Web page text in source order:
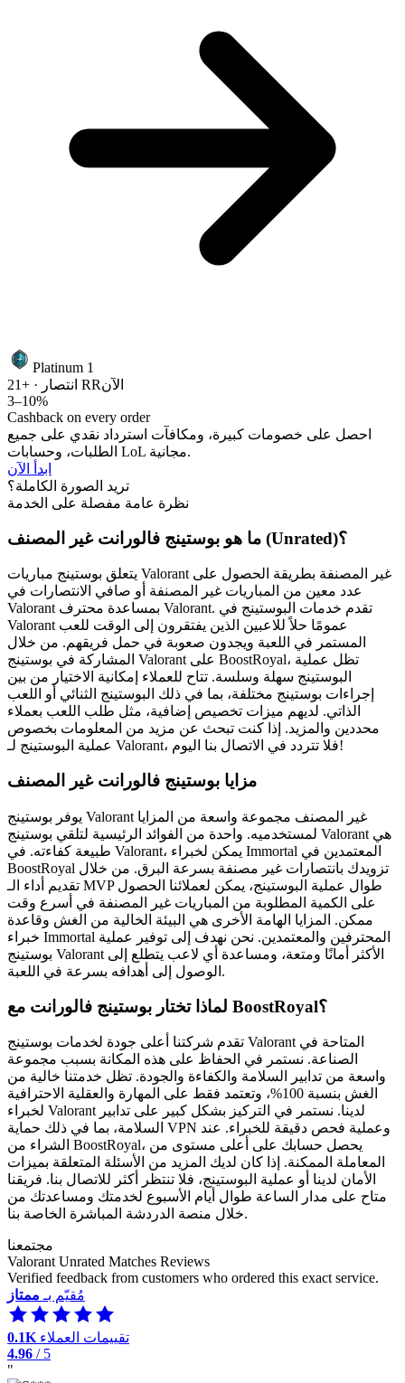
Platinum 1
انتصار · +21 RRالآن
3–10%
Cashback on every order
احصل على خصومات كبيرة، ومكافآت استرداد نقدي على جميع
الطلبات، وحسابات LoL مجانية.
ابدأ الآن
تريد الصورة الكاملة؟
نظرة عامة مفصلة على الخدمة
ما هو بوستينج فالورانت غير المصنف (Unrated)؟
يتعلق بوستينج مباريات Valorant غير المصنفة بطريقة الحصول على
عدد معين من المباريات غير المصنفة أو صافي الانتصارات في
Valorant بمساعدة محترف Valorant. تقدم خدمات البوستينج في
Valorant عمومًا حلاً للاعبين الذين يفتقرون إلى الوقت للعب
المستمر في اللعبة ويجدون صعوبة في حمل فريقهم. من خلال
المشاركة في بوستينج Valorant على BoostRoyal، تظل عملية
البوستينج سهلة وسلسة. تتاح للعملاء إمكانية الاختيار من بين
إجراءات بوستينج مختلفة، بما في ذلك البوستينج الثنائي أو اللعب
الذاتي. لديهم ميزات تخصيص إضافية، مثل طلب اللعب بعملاء
محددين والمزيد. إذا كنت تبحث عن مزيد من المعلومات بخصوص
عملية البوستينج لـ Valorant، فلا تتردد في الاتصال بنا اليوم!
مزايا بوستينج فالورانت غير المصنف
يوفر بوستينج Valorant غير المصنف مجموعة واسعة من المزايا
لمستخدميه. واحدة من الفوائد الرئيسية لتلقي بوستينج Valorant هي
طبيعة كفاءته. في Valorant، يمكن لخبراء Immortal المعتمدين في
BoostRoyal تزويدك بانتصارات غير مصنفة بسرعة البرق. من خلال
تقديم أداء الـ MVP طوال عملية البوستينج، يمكن لعملائنا الحصول
على الكمية المطلوبة من المباريات غير المصنفة في أسرع وقت
ممكن. المزايا الهامة الأخرى هي البيئة الخالية من الغش وقاعدة
خبراء Immortal المحترفين والمعتمدين. نحن نهدف إلى توفير عملية
بوستينج Valorant الأكثر أمانًا ومتعة، ومساعدة أي لاعب يتطلع إلى
الوصول إلى أهدافه بسرعة في اللعبة.
لماذا تختار بوستينج فالورانت مع BoostRoyal؟
تقدم شركتنا أعلى جودة لخدمات بوستينج Valorant المتاحة في
الصناعة. نستمر في الحفاظ على هذه المكانة بسبب مجموعة
واسعة من تدابير السلامة والكفاءة والجودة. تظل خدمتنا خالية من
الغش بنسبة 100%، وتعتمد فقط على المهارة والعقلية الاحترافية
لخبراء Valorant لدينا. نستمر في التركيز بشكل كبير على تدابير
السلامة، بما في ذلك حماية VPN وعملية فحص دقيقة للخبراء. عند
الشراء من BoostRoyal، يحصل حسابك على أعلى مستوى من
المعاملة الممكنة. إذا كان لديك المزيد من الأسئلة المتعلقة بميزات
الأمان لدينا أو عملية البوستينج، فلا تنتظر أكثر للاتصال بنا. فريقنا
متاح على مدار الساعة طوال أيام الأسبوع لخدمتك ومساعدتك من
خلال منصة الدردشة المباشرة الخاصة بنا.
مجتمعنا
Valorant Unrated Matches Reviews
Verified feedback from customers who ordered this exact service.
مُقيّم بـ ممتاز
0.1K تقييمات العملاء
4.96 / 5
"